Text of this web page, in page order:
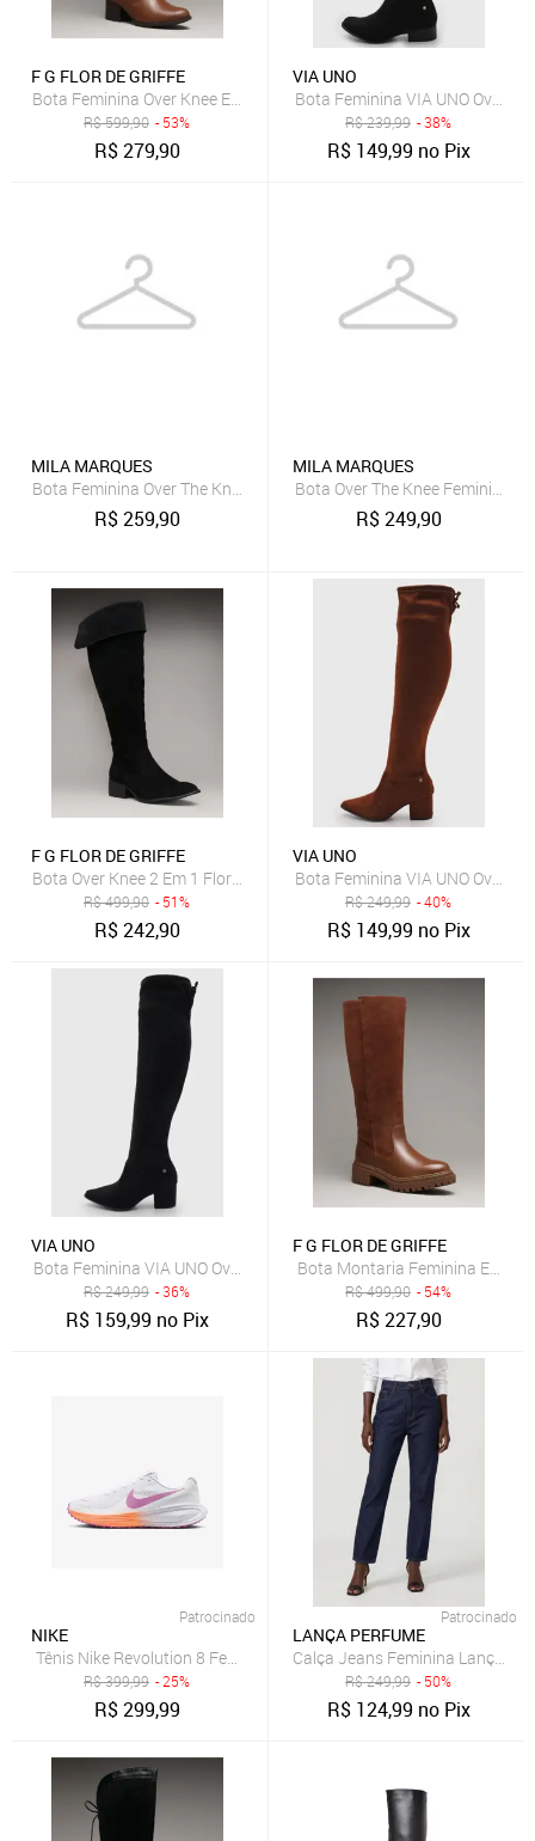
F G FLOR DE GRIFFE
Bota Feminina Over Knee Em Couro Legítimo Marrom Flor de
R$599,90 - 53%
R$279,90
VIA UNO
Bota Feminina VIA UNO Over
R$239,99 - 38%
R$ 149,99 no Pix
MILA MARQUES
Bota Feminina Over The Knee Camurça Cano Longo Confortável
R$259,90
MILA MARQUES
Bota Over The Knee Feminina
R$249,90
F G FLOR DE GRIFFE
Bota Over Knee 2 Em 1 Flor de Griffe Feminina Em Couro Legítimo
R$499,90 - 51%
R$242,90
VIA UNO
Bota Feminina VIA UNO Over
R$249,99 - 40%
R$ 149,99 no Pix
VIA UNO
Bota Feminina VIA UNO Over The Knee Suede Preta
R$249,99 - 36%
R$ 159,99 no Pix
F G FLOR DE GRIFFE
Bota Montaria Feminina Em
R$499,90 - 54%
R$227,90
Patrocinado
NIKE
Tênis Nike Revolution 8 Feminino
R$399,99 - 25%
R$299,99
Patrocinado
LANÇA PERFUME
Calça Jeans Feminina Lança
R$249,99 - 50%
R$ 124,99 no Pix